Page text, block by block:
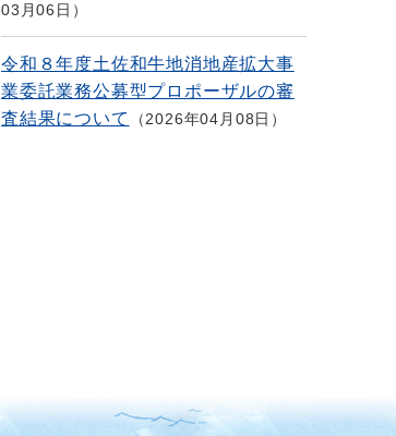
03月06日
令和８年度土佐和牛地消地産拡大事
業委託業務公募型プロポーザルの審
査結果について
2026年04月08日